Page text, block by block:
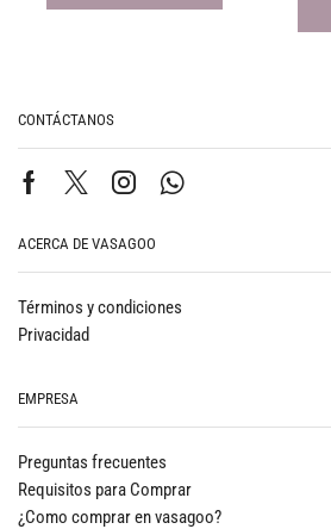
CONTÁCTANOS
ACERCA DE VASAGOO
Términos y condiciones
Privacidad
EMPRESA
Preguntas frecuentes
Requisitos para Comprar
¿Como comprar en vasagoo?